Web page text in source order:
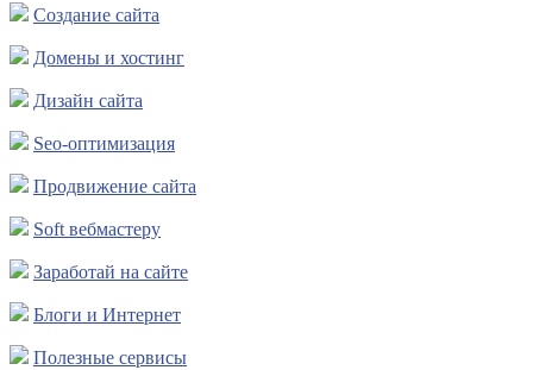
Создание сайта
Домены и хостинг
Дизайн сайта
Seo-оптимизация
Продвижение сайта
Soft вебмастеру
Заработай на сайте
Блоги и Интернет
Полезные сервисы